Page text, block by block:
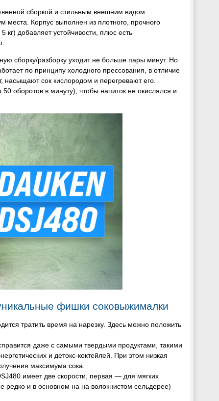
сборкой и стильным внешним видом.
места. Корпус выполнен из плотного, прочного
добавляет устойчивости, плюс есть
сборку/разборку уходит не больше пары минут. Но
по принципу холодного прессования, в отличие
насыщают сок кислородом и перегревают его.
оборотов в минуту), чтобы напиток не окислялся и
фишки соковыжималки
тратить время на нарезку. Здесь можно положить
даже с самыми твердыми продуктами, такими
и детокс-коктейлей. При этом низкая
максимума сока.
имеет две скорости, первая — для мягких
редко и в основном на на волокнистом сельдерее)